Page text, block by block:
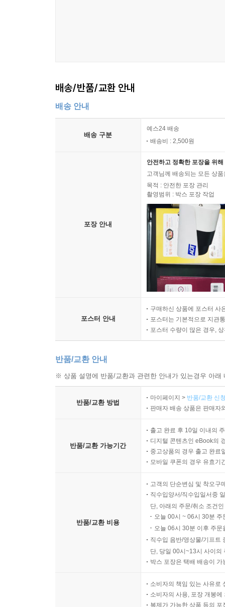
배송/반품/교환 안내
배송 안내
배송 구분
예스24 배송
배송비 : 2,500원
포장 안내
안전하고 정확한 포장을 위
고객님께 배송되는 모든 상
목적 : 안전한 포장 관리
촬영범위 : 박스 포장 작업
포스터 안내
구매하신 상품에 포스터 사
포스터는 기본적으로 지관
포스터 수량이 많은 경우,
반품/교환 안내
※ 상품 설명에 반품/교환과 관련한 안내가 있는경우 아
반품/교환 방법
마이페이지 > 반품/교환 신
판매자 배송 상품은 판매자
반품/교환 가능기간
출고 완료 후 10일 이내의
디지털 콘텐츠인 eBook의
중고상품의 경우 출고 완료
모바일 쿠폰의 경우 유효기
반품/교환 비용
고객의 단순변심 및 착오구
직수입양서/직수입일서중
단, 아래의 주문/취소 조건
오늘 00시 ~ 06시 30분
오늘 06시 30분 이후 주
직수입 음반/영상물/기프트
단, 당일 00시~13시 사이의
박스 포장은 택배 배송이
소비자의 책임 있는 사유로
소비자의 사용, 포장 개봉
복제가 가능한 상품 등의